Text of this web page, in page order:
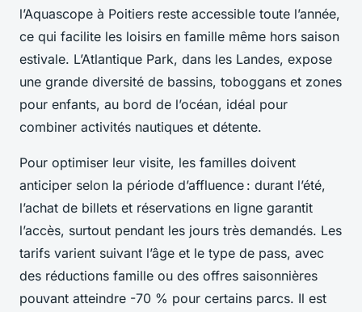
l’Aquascope à Poitiers reste accessible toute l’année,
ce qui facilite les loisirs en famille même hors saison
estivale. L’Atlantique Park, dans les Landes, expose
une grande diversité de bassins, toboggans et zones
pour enfants, au bord de l’océan, idéal pour
combiner activités nautiques et détente.
Pour optimiser leur visite, les familles doivent
anticiper selon la période d’affluence : durant l’été,
l’achat de billets et réservations en ligne garantit
l’accès, surtout pendant les jours très demandés. Les
tarifs varient suivant l’âge et le type de pass, avec
des réductions famille ou des offres saisonnières
pouvant atteindre -70 % pour certains parcs. Il est